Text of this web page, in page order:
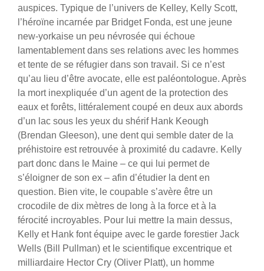
auspices. Typique de l’univers de Kelley, Kelly Scott,
l’héroïne incarnée par Bridget Fonda, est une jeune
new-yorkaise un peu névrosée qui échoue
lamentablement dans ses relations avec les hommes
et tente de se réfugier dans son travail. Si ce n’est
qu’au lieu d’être avocate, elle est paléontologue. Après
la mort inexpliquée d’un agent de la protection des
eaux et forêts, littéralement coupé en deux aux abords
d’un lac sous les yeux du shérif Hank Keough
(Brendan Gleeson), une dent qui semble dater de la
préhistoire est retrouvée à proximité du cadavre. Kelly
part donc dans le Maine – ce qui lui permet de
s’éloigner de son ex – afin d’étudier la dent en
question. Bien vite, le coupable s’avère être un
crocodile de dix mètres de long à la force et à la
férocité incroyables. Pour lui mettre la main dessus,
Kelly et Hank font équipe avec le garde forestier Jack
Wells (Bill Pullman) et le scientifique excentrique et
milliardaire Hector Cry (Oliver Platt), un homme